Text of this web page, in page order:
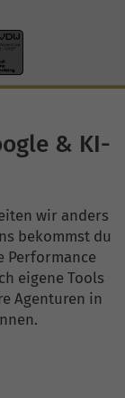
& KI-
wir anders
bekommst du
Performance
eigene Tools
Agenturen in